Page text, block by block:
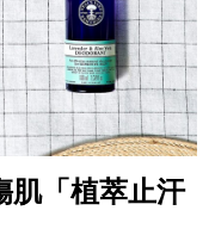
肌「植萃止汗